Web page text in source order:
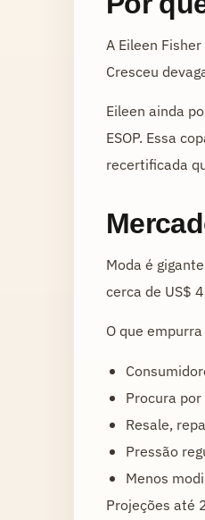
A Eileen
Cresceu
Eileen ainda
ESOP. Essa
recertificada
Moda é
cerca de US$
O que
Procura
Resale,
Pressão
Menos
Projeções até